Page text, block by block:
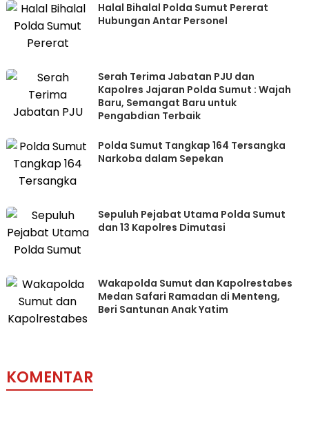
Halal Bihalal Polda Sumut Pererat
Hubungan Antar Personel
Serah Terima Jabatan PJU dan
Kapolres Jajaran Polda Sumut : Wajah
Baru, Semangat Baru untuk
Pengabdian Terbaik
Polda Sumut Tangkap 164 Tersangka
Narkoba dalam Sepekan
Sepuluh Pejabat Utama Polda Sumut
dan 13 Kapolres Dimutasi
Wakapolda Sumut dan Kapolrestabes
Medan Safari Ramadan di Menteng,
Beri Santunan Anak Yatim
KOMENTAR